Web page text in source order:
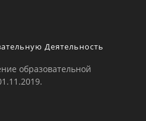
Деятельность
образовательной